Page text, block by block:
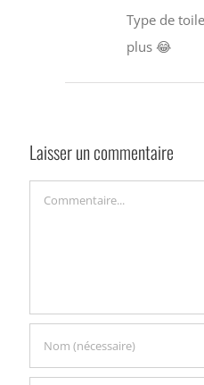
Type de
plus 😂
Laisser un commentaire
Commentaire